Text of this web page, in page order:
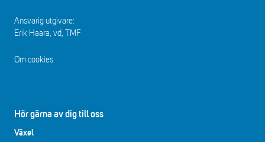
Ansvarig utgivare:
Erik Haara, vd, TMF
Om cookies
Hör gärna av dig till oss
Växel